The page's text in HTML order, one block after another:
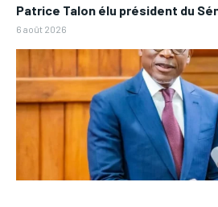
Patrice Talon élu président du
6 août 2026